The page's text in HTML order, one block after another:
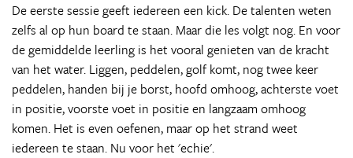
De eerste sessie geeft iedereen een kick. De talenten weten
zelfs al op hun board te staan. Maar die les volgt nog. En voor
de gemiddelde leerling is het vooral genieten van de kracht
van het water. Liggen, peddelen, golf komt, nog twee keer
peddelen, handen bij je borst, hoofd omhoog, achterste voet
in positie, voorste voet in positie en langzaam omhoog
komen. Het is even oefenen, maar op het strand weet
iedereen te staan. Nu voor het 'echie'.